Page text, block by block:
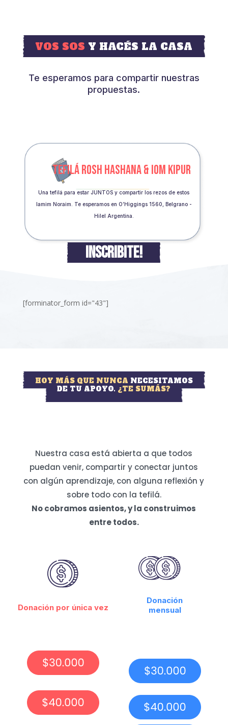
VOS SOS Y HACÉS LA CASA
Te esperamos para compartir nuestras
propuestas.
TEFILÁ ROSH HASHANA & IOM KIPUR
Una tefilá para estar JUNTOS y compartir los rezos de estos
Iamim Noraim. Te esperamos en O’Higgings 1560, Belgrano -
Hilel Argentina.
INSCRIBITE!
[forminator_form id="43"]
HOY MÁS QUE NUNCA NECESITAMOS
DE TU APOYO. ¿TE SUMÁS?
Nuestra casa está abierta a que todos
puedan venir, compartir y conectar juntos
con algún aprendizaje, con alguna reflexión y
sobre todo con la tefilá.
No cobramos asientos, y la construimos
entre todos.
Donación por única vez
Donación
mensual